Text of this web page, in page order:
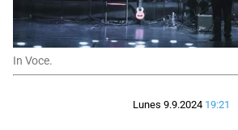
In Voce.
Lunes 9.9.2024 19:21